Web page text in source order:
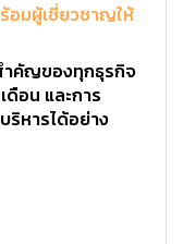
ร้อมผู้เชี่ยวชาญให้
ำคัญของทุกธุรกิจ
อน และการ
ริหารได้อย่าง